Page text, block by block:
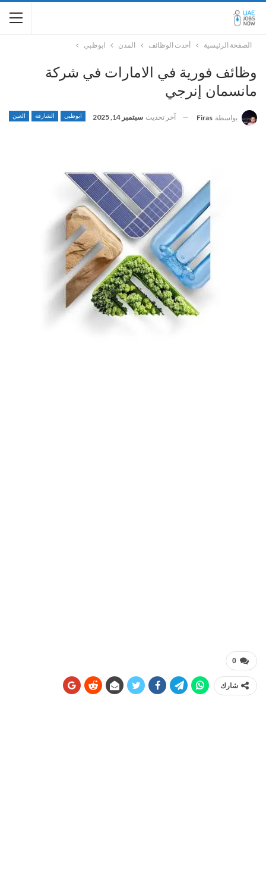
الصفحة الرئيسية أحدث الوظائف المدن ابوظبي
وظائف فورية في الامارات في شركة
مانسمان إنرجي
ابوظبي الشارقة العين بواسطة Firas آخر تحديث سبتمبر 14, 2025
0
شارك